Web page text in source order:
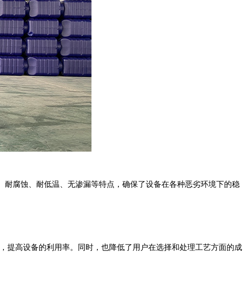
腐蚀、耐低温、无渗漏等特点，确保了设备在各种恶劣环境下的稳
提高设备的利用率。同时，也降低了用户在选择和处理工艺方面的成